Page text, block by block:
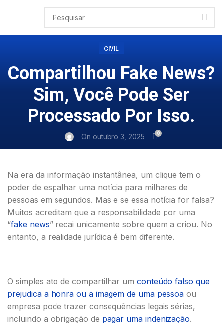
CIVIL
Compartilhou Fake News?
Sim, Você Pode Ser
Processado Por Isso.
On outubro 3, 2025 0
Na era da informação instantânea, um clique tem o
poder de espalhar uma notícia para milhares de
pessoas em segundos. Mas e se essa notícia for falsa?
Muitos acreditam que a responsabilidade por uma
“fake news” recai unicamente sobre quem a criou. No
entanto, a realidade jurídica é bem diferente.
O simples ato de compartilhar um conteúdo falso que
prejudica a honra ou a imagem de uma pessoa ou
empresa pode trazer consequências legais sérias,
incluindo a obrigação de pagar uma indenização.